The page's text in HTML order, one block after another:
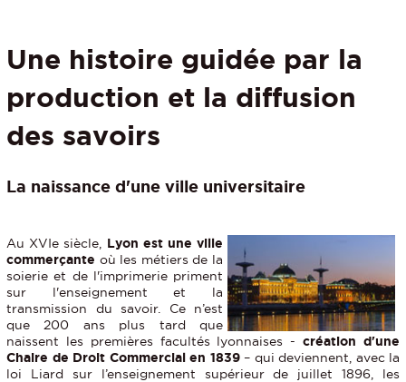
Une histoire guidée par la
production et la diffusion
des savoirs
La naissance d'une ville universitaire
Au XVIe siècle, Lyon est une ville
commerçante où les métiers de la
soierie et de l'imprimerie priment
sur l'enseignement et la
transmission du savoir. Ce n’est
que 200 ans plus tard que
naissent les premières facultés lyonnaises -création d'une
Chaire de Droit Commercial en 1839– qui deviennent, avec la
loi Liard sur l’enseignement supérieur de juillet 1896, les